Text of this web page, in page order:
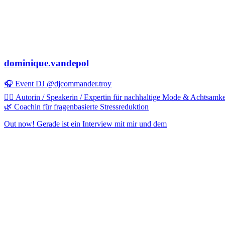
dominique.vandepol
🎧 Event DJ @djcommander.troy
✍🏻 Autorin / Speakerin / Expertin für nachhaltige Mode &
🌿 Coachin für fragenbasierte Stressreduktion
Out now! Gerade ist ein Interview mit mir und dem